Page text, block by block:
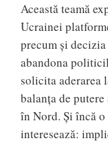
Această teamă
Ucrainei
precum și
abandona
solicita aderarea
balanța de
în Nord. Și încă
interesează: